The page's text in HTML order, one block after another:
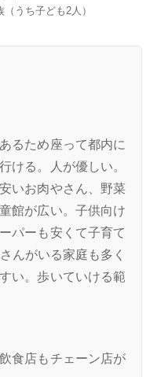
うち子ども2人）
るため座って都内に
ける。人が優しい。
いお肉やさん、野菜
館が広い。子供向け
パーも安くて子育て
んがいる家庭も多く
い。歩いていける範
食店もチェーン店が